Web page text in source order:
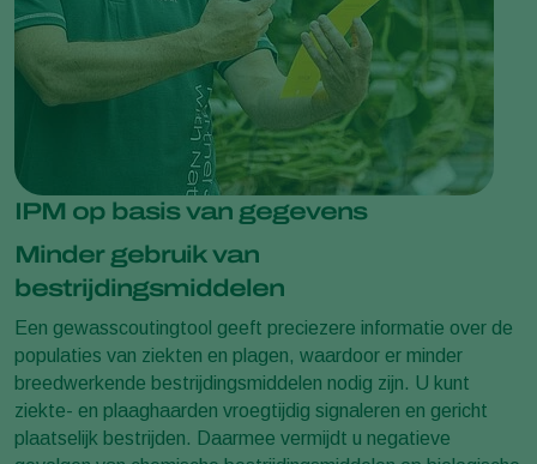
IPM op basis van gegevens
Minder gebruik van
bestrijdingsmiddelen
Een gewasscoutingtool geeft preciezere informatie over de
populaties van ziekten en plagen, waardoor er minder
breedwerkende bestrijdingsmiddelen nodig zijn. U kunt
ziekte- en plaaghaarden vroegtijdig signaleren en gericht
plaatselijk bestrijden. Daarmee vermijdt u negatieve